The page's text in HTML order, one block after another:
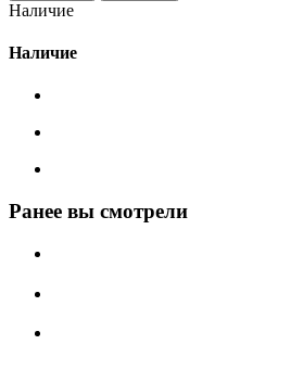
Наличие
Наличие
Ранее вы смотрели